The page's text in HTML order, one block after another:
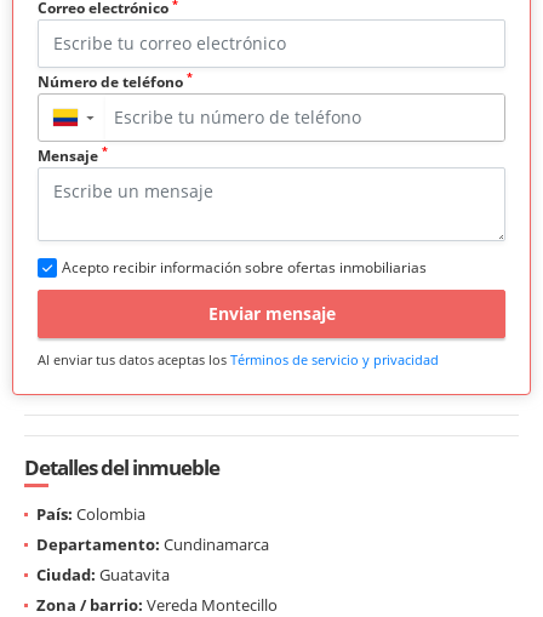
Correo electrónico *
Número de teléfono *
▼
Mensaje *
Acepto recibir información sobre ofertas inmobiliarias
Enviar mensaje
Al enviar tus datos aceptas los Términos de servicio y privacidad
Detalles del inmueble
País: Colombia
Departamento: Cundinamarca
Ciudad: Guatavita
Zona / barrio: Vereda Montecillo